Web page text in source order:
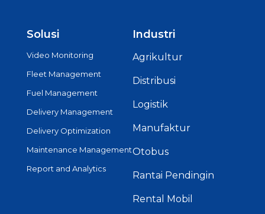
Solusi
Video Monitoring
Fleet Management
Fuel Management
Delivery Management
Delivery Optimization
Maintenance Management
Report and Analytics
Industri
Agrikultur
Distribusi
Logistik
Manufaktur
Otobus
Rantai Pendingin
Rental Mobil